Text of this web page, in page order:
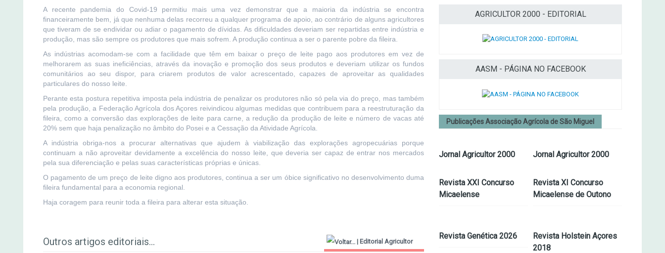
A recente pandemia do Covid-19 permitiu mais uma vez demonstrar que a maioria da indústria se encontra
financeiramente bem, já que nenhuma delas recorreu a qualquer programa de apoio, ao contrário de alguns agricultores
que tiveram de se endividar ou adiar o pagamento de dívidas. As dificuldades deveriam ser repartidas entre indústria e
produção, mas são sempre os produtores que mais sofrem. A produção continua a ser o parente pobre da fileira.
As indústrias acomodam-se com a facilidade que têm em baixar o preço de leite pago aos produtores em vez de
melhorarem as suas ineficiências, através da inovação e promoção dos seus produtos e deveriam utilizar os fundos
comunitários ao seu dispor, para criarem produtos de valor acrescentado, capazes de aproveitar as qualidades
particulares do nosso leite.
Perante esta postura repetitiva imposta pela indústria de penalizar os produtores não só pela via do preço, mas também
pela produção, a Federação Agrícola dos Açores reivindicou algumas medidas que contribuem para a reestruturação da
fileira, como a conversão das explorações de leite para carne, a redução da produção de leite e número de vacas até
20% sem que haja penalização no âmbito do Posei e a Cessação da Atividade Agrícola.
A indústria obriga-nos a procurar alternativas que ajudem à viabilização das explorações agropecuárias porque
continuam a não aproveitar devidamente a excelência do nosso leite, que deveria ser capaz de entrar nos mercados
pela sua diferenciação e pelas suas características próprias e únicas.
O pagamento de um preço de leite digno aos produtores, continua a ser um óbice significativo no desenvolvimento duma
fileira fundamental para a economia regional.
Haja coragem para reunir toda a fileira para alterar esta situação.
Outros artigos editoriais... | Editorial Agricultor
AGRICULTOR 2000 - EDITORIAL
AASM - PÁGINA NO FACEBOOK
Publicações Associação Agrícola de São Miguel
Jornal Agricultor 2000 Jornal Agricultor 2000
Revista XXI Concurso
Micaelense
Revista XI Concurso
Micaelense de Outono
Revista Genética 2026
Revista Holstein Açores
2018